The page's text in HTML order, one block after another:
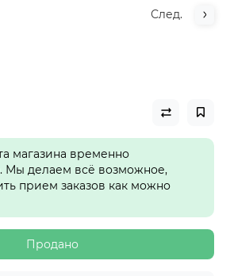
След.
магазина временно
Мы делаем всё возможное,
прием заказов как можно
Продано